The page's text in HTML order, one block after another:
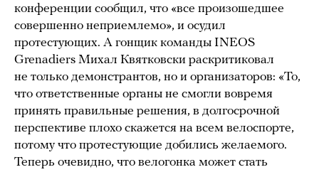
конференции сообщил, что «все произошедшее
совершенно неприемлемо», и осудил
протестующих. А гонщик команды INEOS
Grenadiers Михал Квятковски раскритиковал
не только демонстрантов, но и организаторов: «То,
что ответственные органы не смогли вовремя
принять правильные решения, в долгосрочной
перспективе плохо скажется на всем велоспорте,
потому что протестующие добились желаемого.
Теперь очевидно, что велогонка может стать